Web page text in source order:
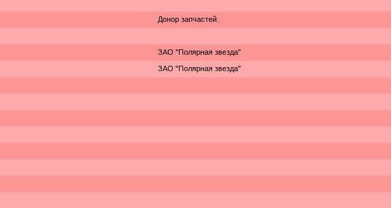
Донор запчастей.
ЗАО "Полярная звезда"
ЗАО "Полярная звезда"